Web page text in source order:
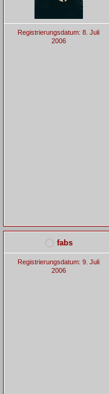
Registrierungsdatum: 8. Juli
2006
fabs
Registrierungsdatum: 9. Juli
2006